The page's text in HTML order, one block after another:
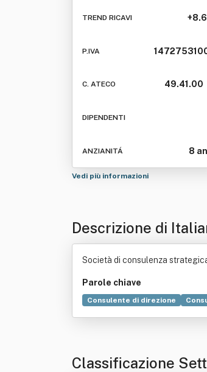
TREND RICAVI
P.IVA
C. ATECO 49.41.00
DIPENDENTI
ANZIANITÁ 8
Vedi più informazioni
Descrizione di
Società di consulenza
Parole chiave
Consulente di direzione
Classificazione